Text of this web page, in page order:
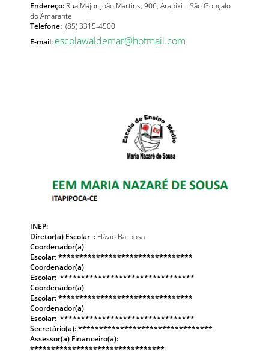
Endereço: Rua Major João Martins, 906, Arapixi – São Gonçalo
do Amarante
Telefone: (85) 3315-4500
E-mail: escolawaldemar@hotmail.com
INEP:
Diretor(a) Escolar : Flávio Barbosa
Coordenador(a)
Escolar: ********************************
Coordenador(a)
Escolar: ********************************
Coordenador(a)
Escolar:********************************
Coordenador(a)
Escolar: ********************************
Secretário(a):********************************
Assessor(a) Financeiro(a):
********************************